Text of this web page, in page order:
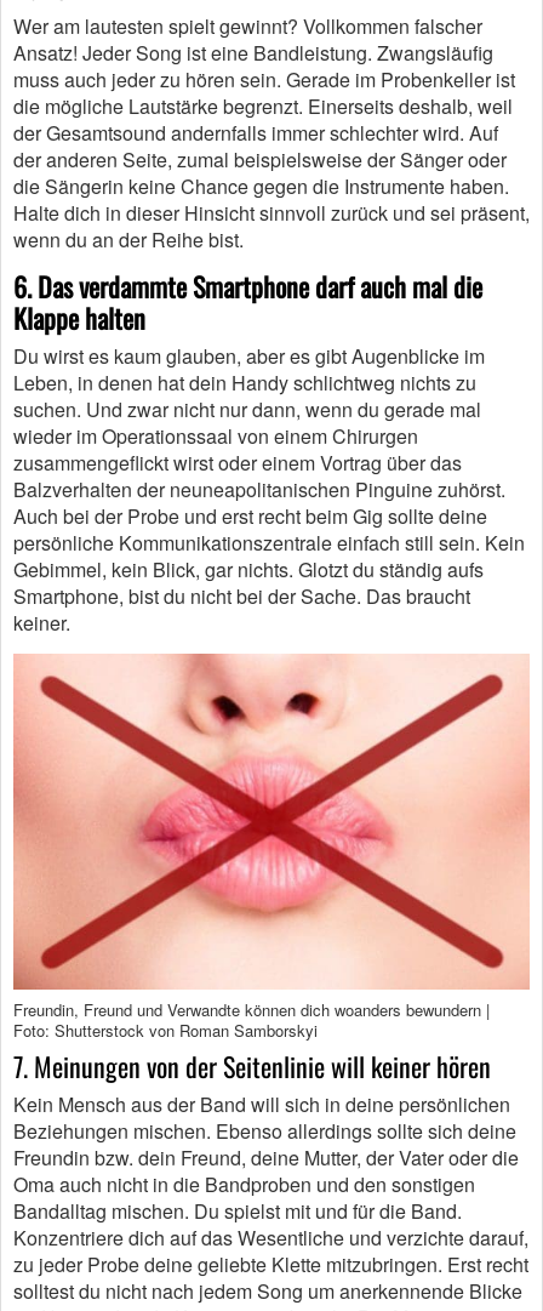
Wer am lautesten spielt gewinnt? Vollkommen falscher
Ansatz! Jeder Song ist eine Bandleistung. Zwangsläufig
muss auch jeder zu hören sein. Gerade im Probenkeller ist
die mögliche Lautstärke begrenzt. Einerseits deshalb, weil
der Gesamtsound andernfalls immer schlechter wird. Auf
der anderen Seite, zumal beispielsweise der Sänger oder
die Sängerin keine Chance gegen die Instrumente haben.
Halte dich in dieser Hinsicht sinnvoll zurück und sei präsent,
wenn du an der Reihe bist.
6. Das verdammte Smartphone darf auch mal die
Klappe halten
Du wirst es kaum glauben, aber es gibt Augenblicke im
Leben, in denen hat dein Handy schlichtweg nichts zu
suchen. Und zwar nicht nur dann, wenn du gerade mal
wieder im Operationssaal von einem Chirurgen
zusammengeflickt wirst oder einem Vortrag über das
Balzverhalten der neuneapolitanischen Pinguine zuhörst.
Auch bei der Probe und erst recht beim Gig sollte deine
persönliche Kommunikationszentrale einfach still sein. Kein
Gebimmel, kein Blick, gar nichts. Glotzt du ständig aufs
Smartphone, bist du nicht bei der Sache. Das braucht
keiner.
Freundin, Freund und Verwandte können dich woanders bewundern |
Foto: Shutterstock von Roman Samborskyi
7. Meinungen von der Seitenlinie will keiner hören
Kein Mensch aus der Band will sich in deine persönlichen
Beziehungen mischen. Ebenso allerdings sollte sich deine
Freundin bzw. dein Freund, deine Mutter, der Vater oder die
Oma auch nicht in die Bandproben und den sonstigen
Bandalltag mischen. Du spielst mit und für die Band.
Konzentriere dich auf das Wesentliche und verzichte darauf,
zu jeder Probe deine geliebte Klette mitzubringen. Erst recht
solltest du nicht nach jedem Song um anerkennende Blicke